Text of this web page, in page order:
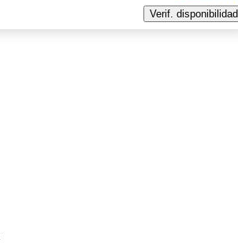
Verif. disponibilidad